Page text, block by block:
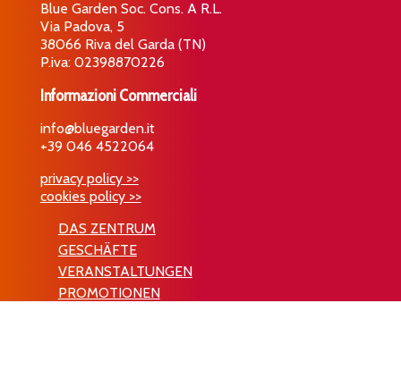
Blue Garden Soc. Cons. A R.L.
Via Padova, 5
38066 Riva del Garda (TN)
P.iva: 02398870226
Informazioni Commerciali
info@bluegarden.it
+39 046 4522064
privacy policy >>
cookies policy >>
DAS ZENTRUM
GESCHÄFTE
VERANSTALTUNGEN
PROMOTIONEN